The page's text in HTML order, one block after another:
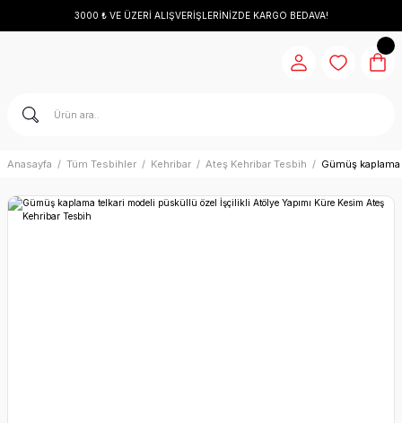
3000 ₺ VE ÜZERİ ALIŞVERİŞLERİNİZDE KARGO BEDAVA!
Anasayfa Tüm Tesbihler Kehribar Ateş Kehribar Tesbih Gümüş